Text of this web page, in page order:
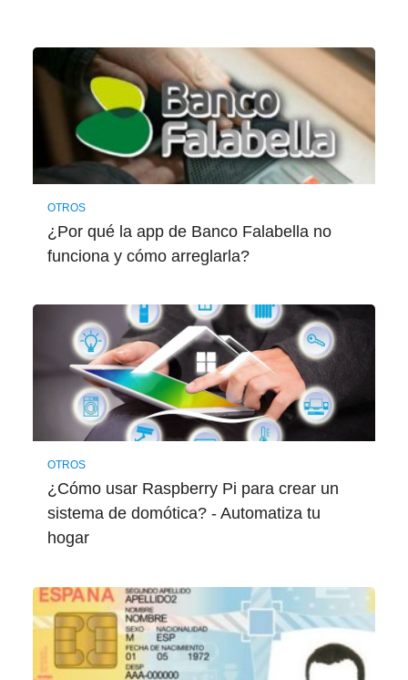
OTROS
¿Por qué la app de Banco Falabella no
funciona y cómo arreglarla?
OTROS
¿Cómo usar Raspberry Pi para crear un
sistema de domótica? - Automatiza tu
hogar